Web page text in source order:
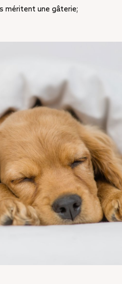
méritent une gâterie;